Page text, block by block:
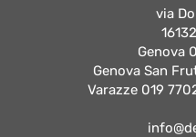
via
Genova
Genova San
Varazze 019